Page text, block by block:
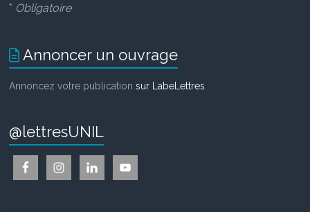
* Obligatoire
Annoncer un ouvrage
Annoncez votre publicationsur LabeLettres
@lettresUNIL